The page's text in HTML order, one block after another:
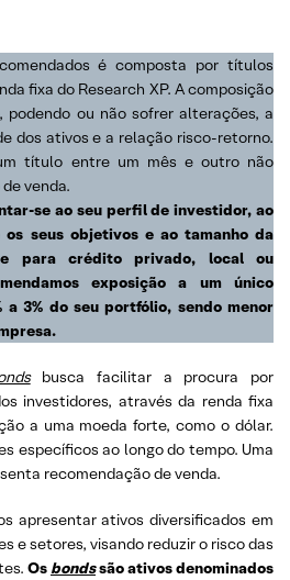
é composta por títulos
fixa do Research XP. A composição
podendo ou não sofrer alterações, a
dos ativos e a relação risco-retorno.
título entre um mês e outro não
venda.
se ao seu perfil de investidor, ao
seus objetivos e ao tamanho da
para crédito privado, local ou
exposição a um único
a 3% do seu portfólio, sendo menor
busca facilitar a procura por
investidores, através da renda fixa
a uma moeda forte, como o dólar.
específicos ao longo do tempo. Uma
recomendação de venda.
apresentar ativos diversificados em
e setores, visando reduzir o risco das
Os bondssão ativos denominados